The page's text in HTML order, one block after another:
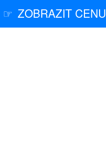
ZOBRAZIT CENU